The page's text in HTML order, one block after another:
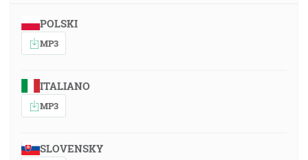
POLSKI
MP3
ITALIANO
MP3
SLOVENSKY